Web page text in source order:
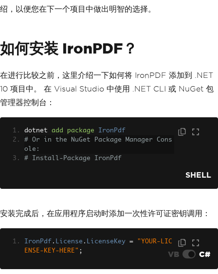
绍，以便您在下一个项目中做出明智的选择。
如何安装 IronPDF？
在进行比较之前，这里介绍一下如何将 IronPDF 添加到 .NET
10 项目中。 在 Visual Studio 中使用 .NET CLI 或 NuGet 包
管理器控制台：
dotnet add package
IronPdf
# Or in the NuGet Package Manager Cons
ole:
# Install-Package IronPdf
SHELL
安装完成后，在应用程序启动时添加一次性许可证密钥调用：
IronPdf . License . LicenseKey =
"YOUR-LIC
ENSE-KEY-HERE" ; VB C#